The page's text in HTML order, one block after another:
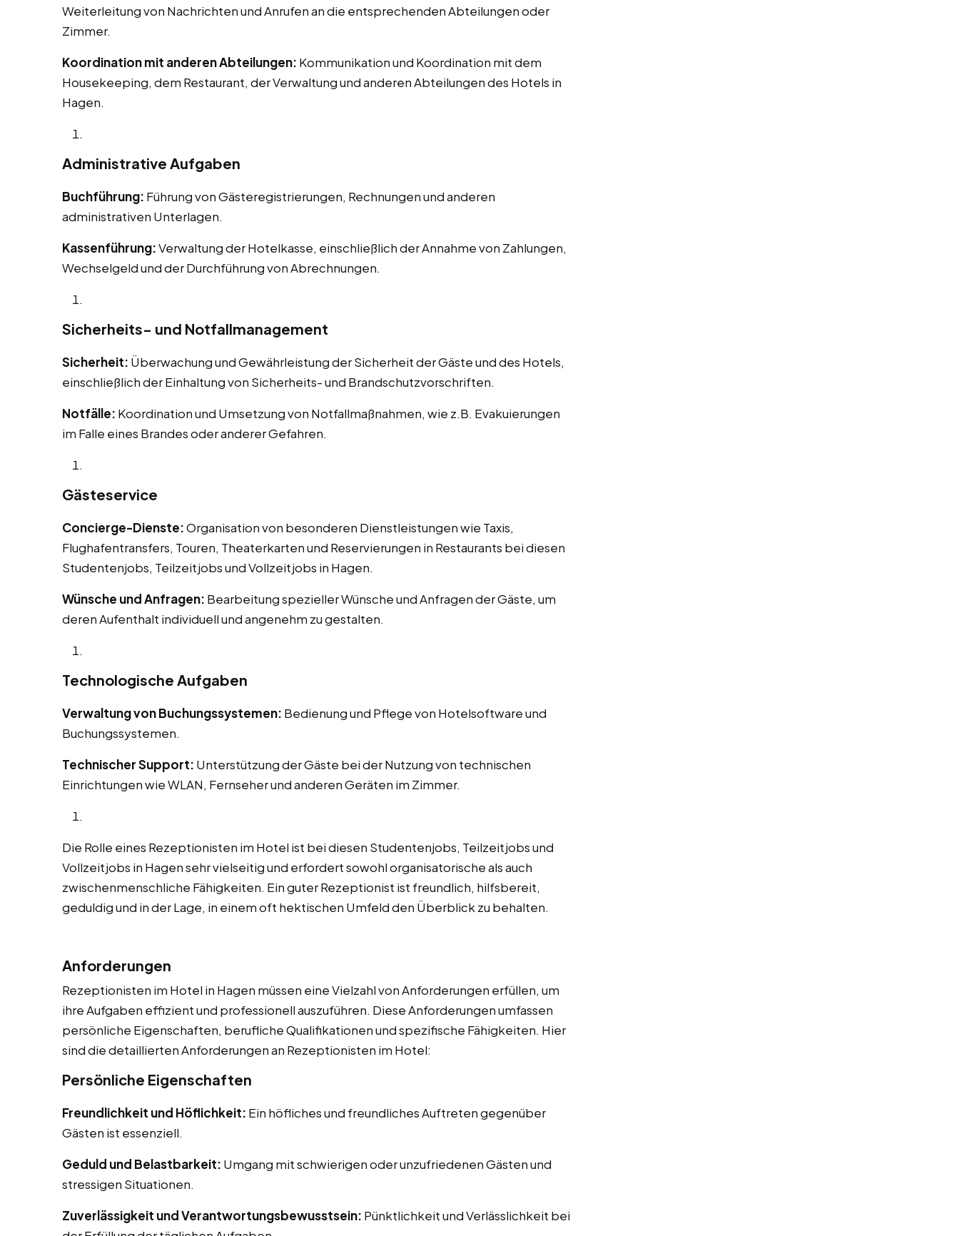
Weiterleitung von Nachrichten und Anrufen an die entsprechenden Abteilungen oder
Zimmer.
Koordination mit anderen Abteilungen: Kommunikation und Koordination mit dem
Housekeeping, dem Restaurant, der Verwaltung und anderen Abteilungen des Hotels in
Hagen.
Administrative Aufgaben
Buchführung: Führung von Gästeregistrierungen, Rechnungen und anderen
administrativen Unterlagen.
Kassenführung:Verwaltung der Hotelkasse, einschließlich der Annahme von Zahlungen,
Wechselgeld und der Durchführung von Abrechnungen.
Sicherheits- und Notfallmanagement
Sicherheit: Überwachung und Gewährleistung der Sicherheit der Gäste und des Hotels,
einschließlich der Einhaltung von Sicherheits- und Brandschutzvorschriften.
Notfälle: Koordination und Umsetzung von Notfallmaßnahmen, wie z.B. Evakuierungen
im Falle eines Brandes oder anderer Gefahren.
Gästeservice
Concierge-Dienste:Organisation von besonderen Dienstleistungen wie Taxis,
Flughafentransfers, Touren, Theaterkarten und Reservierungen in Restaurants bei diesen
Studentenjobs, Teilzeitjobs und Vollzeitjobs in Hagen.
Wünsche und Anfragen: Bearbeitung spezieller Wünsche und Anfragen der Gäste, um
deren Aufenthalt individuell und angenehm zu gestalten.
Technologische Aufgaben
Verwaltung von Buchungssystemen: Bedienung und Pflege von Hotelsoftware und
Buchungssystemen.
Technischer Support: Unterstützung der Gäste bei der Nutzung von technischen
Einrichtungen wie WLAN, Fernseher und anderen Geräten im Zimmer.
Die Rolle eines Rezeptionisten im Hotel ist bei diesen Studentenjobs, Teilzeitjobs und
Vollzeitjobs in Hagen sehr vielseitig und erfordert sowohl organisatorische als auch
zwischenmenschliche Fähigkeiten. Ein guter Rezeptionist ist freundlich, hilfsbereit,
geduldig und in der Lage, in einem oft hektischen Umfeld den Überblick zu behalten.
Anforderungen
Rezeptionisten im Hotel in Hagen müssen eine Vielzahl von Anforderungen erfüllen, um
ihre Aufgaben effizient und professionell auszuführen. Diese Anforderungen umfassen
persönliche Eigenschaften, berufliche Qualifikationen und spezifische Fähigkeiten. Hier
sind die detaillierten Anforderungen an Rezeptionisten im Hotel:
Persönliche Eigenschaften
Freundlichkeit und Höflichkeit: Ein höfliches und freundliches Auftreten gegenüber
Gästen ist essenziell.
Geduld und Belastbarkeit: Umgang mit schwierigen oder unzufriedenen Gästen und
stressigen Situationen.
Zuverlässigkeit und Verantwortungsbewusstsein: Pünktlichkeit und Verlässlichkeit bei